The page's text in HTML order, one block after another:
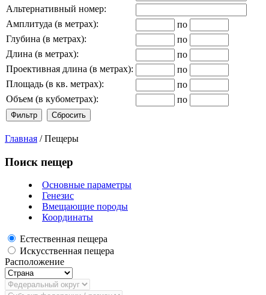
Альтернативный номер:
Амплитуда (в метрах):
по
Глубина (в метрах):
по
Длина (в метрах):
по
Проективная длина (в метрах):
по
Площадь (в кв. метрах):
по
Объем (в кубометрах):
по
Главная / Пещеры
Поиск пещер
Основные параметры
Генезис
Вмещающие породы
Координаты
Естественная пещера
Искусственная пещера
Расположение